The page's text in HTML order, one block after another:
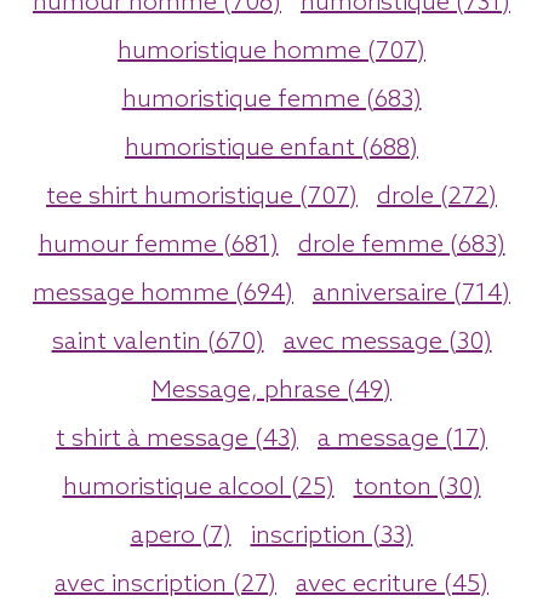
humoristique homme (707)
humoristique femme (683)
humoristique enfant (688)
tee shirt humoristique (707)
drole (272)
humour femme (681)
drole femme (683)
message homme (694)
anniversaire (714)
saint valentin (670)
avec message (30)
Message, phrase (49)
t shirt à message (43)
a message (17)
humoristique alcool (25)
tonton (30)
apero (7)
inscription (33)
avec inscription (27)
avec ecriture (45)